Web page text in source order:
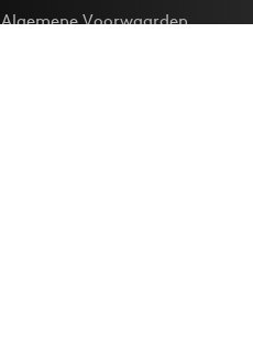
Algemene Voorwaarden